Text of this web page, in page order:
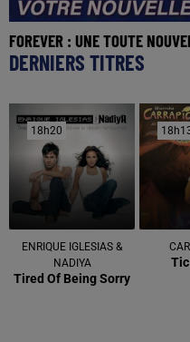
FOREVER : UNE TOUTE
DERNIERS TITRES
18h20
18h20
ENRIQUE IGLESIAS &
NADIYA
Tired Of Being Sorry